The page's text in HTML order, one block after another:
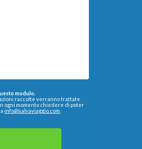
modulo.
raccolte verranno trattate
ogni momento chiedere di poter
ainfo@salvaviaggio.com